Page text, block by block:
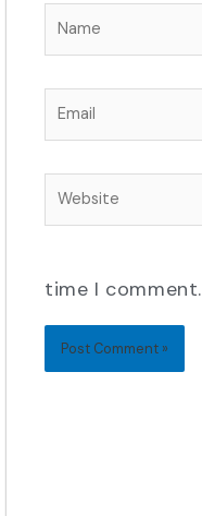
Name
Email
time I comment.